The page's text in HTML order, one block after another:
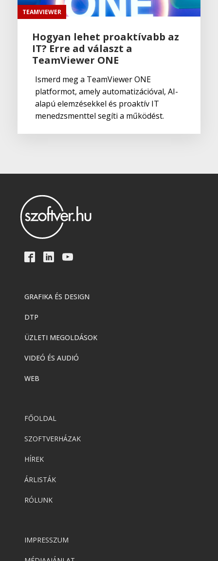
TEAMVIEWER
Hogyan lehet proaktívabb az
IT? Erre ad választ a
TeamViewer ONE
Ismerd meg a TeamViewer ONE
platformot, amely automatizációval, AI-
alapú elemzésekkel és proaktív IT
menedzsmenttel segíti a működést.
GRAFIKA ÉS DESIGN
DTP
ÜZLETI MEGOLDÁSOK
VIDEÓ ÉS AUDIÓ
WEB
FŐOLDAL
SZOFTVERHÁZAK
HÍREK
ÁRLISTÁK
RÓLUNK
IMPRESSZUM